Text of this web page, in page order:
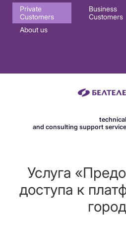
Основная
навигация
Private
Customers
Business
Customers
About us
technical
and consulting support service
Услуга
доступа к